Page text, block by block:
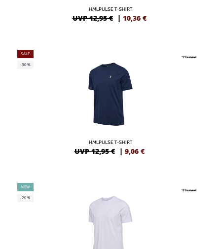
HMLPULSE T-SHIRT
UVP 12,95 € | 10,36 €
SALE
-30%
HMLPULSE T-SHIRT
UVP 12,95 € | 9,06 €
NEW
-20%